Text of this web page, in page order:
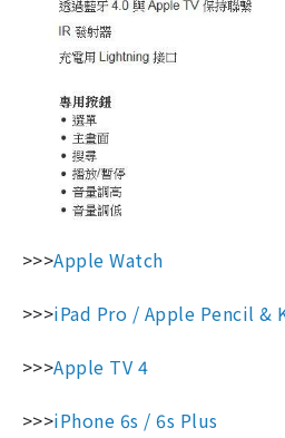
>>>Apple Watch
>>>iPad Pro / Apple Pencil &
>>>Apple TV 4
>>>iPhone 6s / 6s Plus